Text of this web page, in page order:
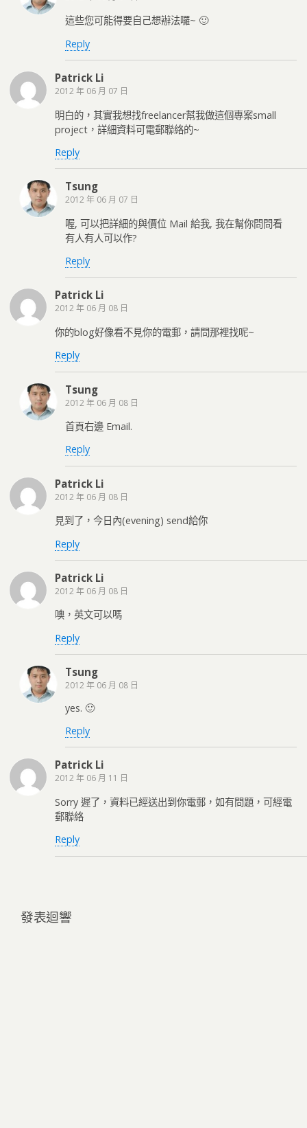
這些您可能得要自己想辦法囉~ 🙂
Reply
Patrick Li
2012 年 06 月 07 日
明白的，其實我想找freelancer幫我做這個專案small
project，詳細資料可電郵聯絡的~
Reply
Tsung
2012 年 06 月 07 日
喔, 可以把詳細的與價位 Mail 給我, 我在幫你問問看
有人有人可以作?
Reply
Patrick Li
2012 年 06 月 08 日
你的blog好像看不見你的電郵，請問那裡找呢~
Reply
Tsung
2012 年 06 月 08 日
首頁右邊 Email.
Reply
Patrick Li
2012 年 06 月 08 日
見到了，今日內(evening) send給你
Reply
Patrick Li
2012 年 06 月 08 日
噢，英文可以嗎
Reply
Tsung
2012 年 06 月 08 日
yes. 🙂
Reply
Patrick Li
2012 年 06 月 11 日
Sorry 遲了，資料已經送出到你電郵，如有問題，可經電
郵聯絡
Reply
發表迴響